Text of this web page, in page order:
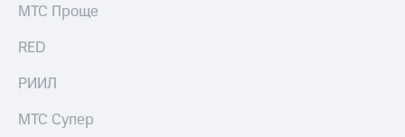
МТС Проще
RED
РИИЛ
МТС Супер